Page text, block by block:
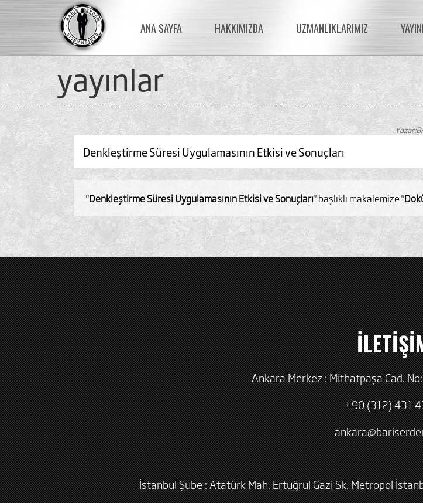
ANA SAYFA HAKKIMIZDA UZMANLIKLARIMIZ
yayinlar
Denkleştirme Süresi Uygulamasının Etkisi ve Sonuçları
"Denkleştirme Süresi Uygulamasının Etkisi ve Sonuçları" başlıklı makalemize "
Ankara Merkez : Mithatpaşa Cad.
+90 (312) 431
İstanbul Şube : Atatürk Mah. Ertuğrul Gazi Sk. Metropol